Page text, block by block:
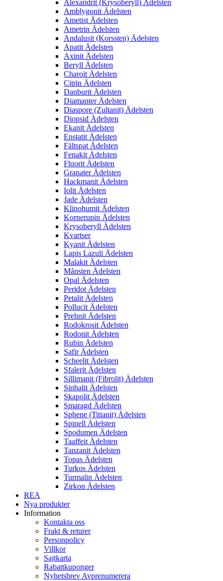
Alexandrit (Krysoberyll) Ädelsten
Amblygonit Ädelsten
Ametist Ädelsten
Ametrin Ädelsten
Andalusit (Korssten) Ädelsten
Apatit Ädelsten
Axinit Ädelsten
Beryll Ädelsten
Charoit Ädelsten
Citrin Ädelsten
Danburit Ädelsten
Diamanter Ädelsten
Diaspore (Zultanit) Ädelsten
Diopsid Ädelsten
Ekanit Ädelsten
Enstatit Ädelsten
Fältspat Ädelsten
Fenakit Ädelsten
Fluorit Ädelsten
Granater Ädelsten
Hackmanit Ädelsten
Iolit Ädelsten
Jade Ädelsten
Klinohumit Ädelsten
Kornerupin Ädelsten
Krysoberyll Ädelsten
Kvartser
Kyanit Ädelsten
Lapis Lazuli Ädelsten
Malakit Ädelsten
Månsten Ädelsten
Opal Ädelsten
Peridot Ädelsten
Petalit Ädelsten
Pollucit Ädelsten
Prehnit Ädelsten
Rodokrosit Ädelsten
Rodonit Ädelsten
Rubin Ädelsten
Safir Ädelsten
Scheelit Ädelsten
Sfalerit Ädelsten
Sillimanit (Fibrolit) Ädelsten
Sinhalit Ädelsten
Skapolit Ädelsten
Smaragd Ädelsten
Sphene (Titianit) Ädelsten
Spinell Ädelsten
Spodumen Ädelsten
Taaffeit Ädelsten
Tanzanit Ädelsten
Topas Ädelsten
Turkos Ädelsten
Turmalin Ädelsten
Zirkon Ädelsten
REA
Nya produkter
Information
Kontakta oss
Frakt & returer
Personpolicy
Villkor
Sajtkarta
Rabattkuponger
Nyhetsbrev Avprenumerera